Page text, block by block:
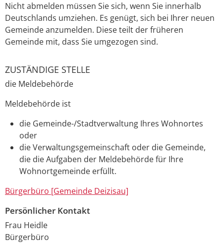
Nicht abmelden müssen Sie sich, wenn Sie innerhalb
Deutschlands umziehen. Es genügt, sich bei Ihrer neuen
Gemeinde anzumelden. Diese teilt der früheren
Gemeinde mit, dass Sie umgezogen sind.
ZUSTÄNDIGE STELLE
die Meldebehörde
Meldebehörde ist
die Gemeinde-/Stadtverwaltung Ihres Wohnortes
oder
die Verwaltungsgemeinschaft oder die Gemeinde,
die die Aufgaben der Meldebehörde für Ihre
Wohnortgemeinde erfüllt.
Bürgerbüro [Gemeinde Deizisau]
Persönlicher Kontakt
Frau Heidle
Bürgerbüro